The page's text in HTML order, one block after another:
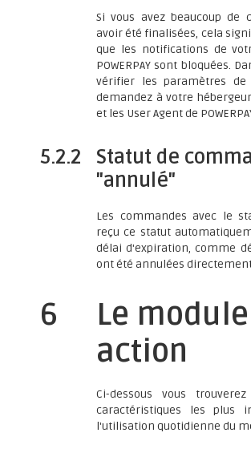
Si vous avez beaucoup de
avoir été finalisées, cela
que les notifications de
POWERPAY sont bloquées.
vérifier les paramètres
demandez à votre
et les User Agent de
5.2.2
Statut de
"annulé"
Les commandes avec le
reçu ce statut
délai d'expiration, comme
ont été annulées
6
Le
action
Ci-dessous vous
caractéristiques les plus
l'utilisation quotidienne du